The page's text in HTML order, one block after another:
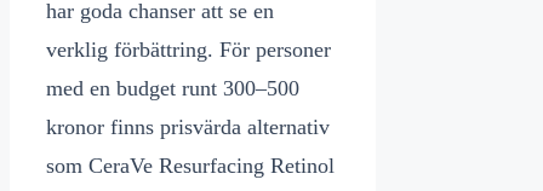
har goda chanser att se en
verklig förbättring. För personer
med en budget runt 300–500
kronor finns prisvärda alternativ
som CeraVe Resurfacing Retinol